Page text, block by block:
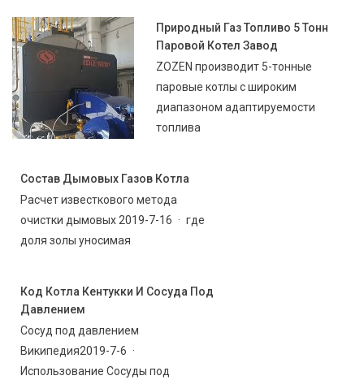
Природный Газ Топливо 5 Тонн
Паровой Котел Завод
ZOZEN производит 5-тонные
паровые котлы с широким
диапазоном адаптируемости
топлива
Состав Дымовых Газов Котла
Расчет известкового метода
очистки дымовых 2019-7-16 · где
доля золы уносимая
Код Котла Кентукки И Сосуда Под
Давлением
Сосуд под давлением
Википедия2019-7-6 ·
Использование Сосуды под